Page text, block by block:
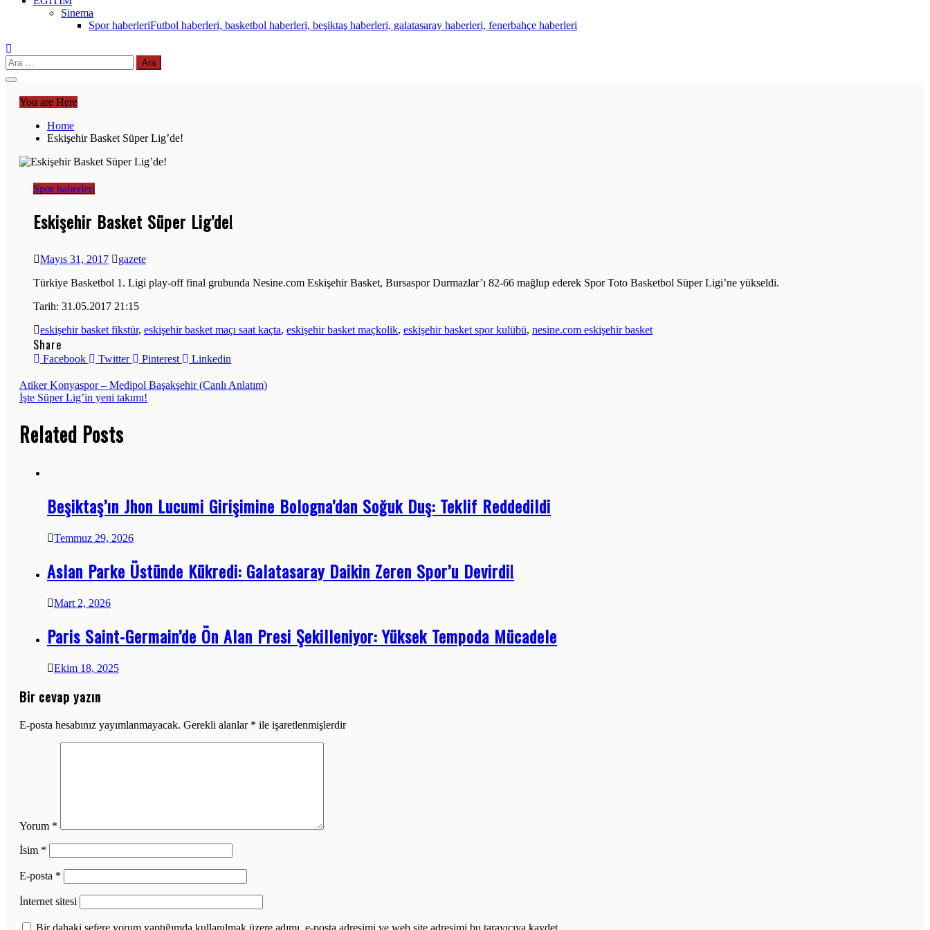
Sinema
Spor haberleriFutbol haberleri, basketbol haberleri, beşiktaş haberleri, galatasaray haberleri, fenerbahçe haberleri
Arama:
You are Here
Home
Eskişehir Basket Süper Lig’de!
Spor haberleri
Eskişehir Basket Süper Lig’de!
Mayıs 31, 2017
gazete
Türkiye Basketbol 1. Ligi play-off final grubunda Nesine.com Eskişehir Basket, Bursaspor Durmazlar’ı 82-66 mağlup ederek Spor Toto Basketbol Süper Ligi’ne yükseldi.
Tarih: 31.05.2017 21:15
eskişehir basket fikstür, eskişehir basket maçı saat kaçta, eskişehir basket maçkolik, eskişehir basket spor kulübü, nesine.com eskişehir basket
Share
Facebook Twitter Pinterest Linkedin
Yazı
Atiker Konyaspor – Medipol Başakşehir (Canlı Anlatım)
İşte Süper Lig’in yeni takımı!
Related Posts
Beşiktaş’ın Jhon Lucumi Girişimine Bologna’dan Soğuk Duş: Teklif Reddedildi
Temmuz 29, 2026
Aslan Parke Üstünde Kükredi: Galatasaray Daikin Zeren Spor’u Devirdi!
Mart 2, 2026
Paris Saint-Germain’de Ön Alan Presi Şekilleniyor: Yüksek Tempoda Mücadele
Ekim 18, 2025
Bir cevap yazın
E-posta hesabınız yayımlanmayacak. Gerekli alanlar * ile işaretlenmişlerdir
Yorum *
İsim *
E-posta *
İnternet sitesi